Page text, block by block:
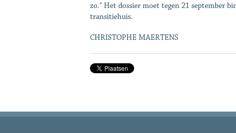
zo." Het dossier moet tegen 21 september
transitiehuis.
CHRISTOPHE MAERTENS